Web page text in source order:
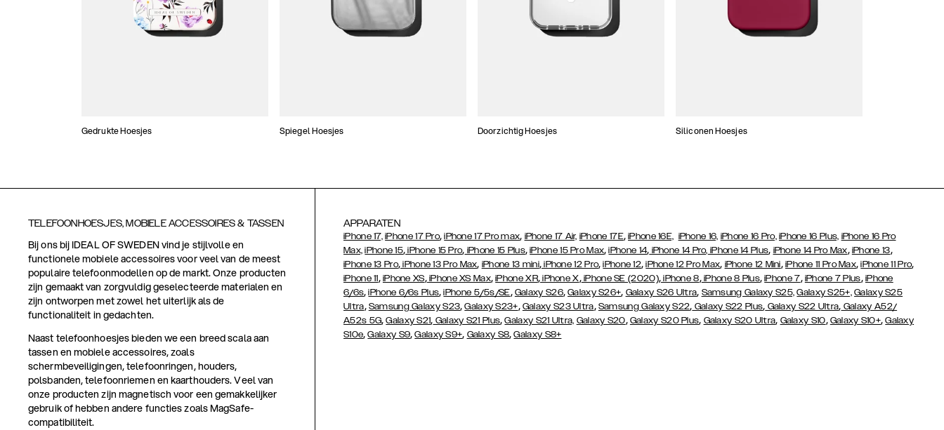
Gedrukte Hoesjes Spiegel Hoesjes Doorzichtig Hoesjes Siliconen Hoesjes
TELEFOONHOESJES, MOBIELE ACCESSOIRES & TASSEN
Bij ons bij IDEAL OF SWEDEN vind je stijlvolle en
functionele mobiele accessoires voor veel van de meest
populaire telefoonmodellen op de markt. Onze producten
zijn gemaakt van zorgvuldig geselecteerde materialen en
zijn ontworpen met zowel het uiterlijk als de
functionaliteit in gedachten.
Naast telefoonhoesjes bieden we een breed scala aan
tassen en mobiele accessoires, zoals
schermbeveiligingen, telefoonringen, houders,
polsbanden, telefoonriemen en kaarthouders. Veel van
onze producten zijn magnetisch voor een gemakkelijker
gebruik of hebben andere functies zoals MagSafe-
compatibiliteit.
APPARATEN
iPhone 17, iPhone 17 Pro,iPhone 17 Pro max, iPhone 17 Air, iPhone 17E,iPhone 16E, iPhone 16, iPhone 16 Pro, iPhone 16 Plus, iPhone 16 Pro
Max, iPhone 15, iPhone 15 Pro, iPhone 15 Plus,iPhone 15 Pro Max,iPhone 14, iPhone 14 Pro, iPhone 14 Plus, iPhone 14 Pro Max, iPhone 13,
iPhone 13 Pro, iPhone 13 Pro Max, iPhone 13 mini,iPhone 12 Pro,iPhone 12,iPhone 12 Pro Max, iPhone 12 Mini, iPhone 11 Pro Max,iPhone 11 Pro,
iPhone 11, iPhone XS,iPhone XS Max,iPhone XR,iPhone X,iPhone SE (2020),iPhone 8,iPhone 8 Plus,iPhone 7, iPhone 7 Plus, iPhone
6/6s,iPhone 6/6s Plus,iPhone 5/5s/SE, Galaxy S26,Galaxy S26+, Galaxy S26 Ultra, Samsung Galaxy S25, Galaxy S25+, Galaxy S25
Ultra, Samsung Galaxy S23,Galaxy S23+, Galaxy S23 Ultra, Samsung Galaxy S22, Galaxy S22 Plus, Galaxy S22 Ultra, Galaxy A52/
A52s 5G,Galaxy S21, Galaxy S21 Plus,Galaxy S21 Ultra, Galaxy S20, Galaxy S20 Plus, Galaxy S20 Ultra, Galaxy S10, Galaxy S10+,Galaxy
S10e,Galaxy S9,Galaxy S9+, Galaxy S8,Galaxy S8+